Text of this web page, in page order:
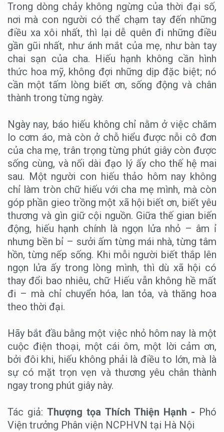
Trong dòng chảy không ngừng của thời đại số,
nơi mà con người có thể chạm tay đến những
điều xa xôi nhất, thì lại dễ quên đi những điều
gần gũi nhất, như ánh mắt của mẹ, như bàn tay
chai sạn của cha. Hiếu hạnh không cần hình
thức hoa mỹ, không đợi những dịp đặc biệt; nó
cần một tấm lòng biết ơn, sống động và chân
thành trong từng ngày.
Ngày nay, báo hiếu không chỉ nằm ở việc chăm
lo cơm áo, mà còn ở chỗ hiểu được nỗi cô đơn
của cha mẹ, trân trọng từng phút giây còn được
sống cùng, và nối dài đạo lý ấy cho thế hệ mai
sau. Một người con hiếu thảo hôm nay không
chỉ làm tròn chữ hiếu với cha mẹ mình, mà còn
góp phần gieo trồng một xã hội biết ơn, biết yêu
thương và gìn giữ cội nguồn. Giữa thế gian biến
động, hiếu hạnh chính là ngọn lửa nhỏ – âm ỉ
nhưng bền bỉ – sưởi ấm từng mái nhà, từng tâm
hồn, từng nếp sống. Khi mỗi người biết thắp lên
ngọn lửa ấy trong lòng mình, thì dù xã hội có
thay đổi bao nhiêu, chữ Hiếu vẫn không hề mất
đi – mà chỉ chuyển hóa, lan tỏa, và thăng hoa
theo thời đại.
Hãy bắt đầu bằng một việc nhỏ hôm nay là một
cuộc điện thoại, một cái ôm, một lời cảm ơn,
bởi đôi khi, hiếu không phải là điều to lớn, mà là
sự có mặt trọn vẹn và thương yêu chân thành
ngay trong phút giây này.
Tác giả:Thượng tọa Thích Thiện Hạnh - Phó
Viện trưởng Phân viện NCPHVN tại Hà Nội